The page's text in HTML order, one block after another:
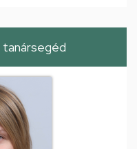
tanársegéd